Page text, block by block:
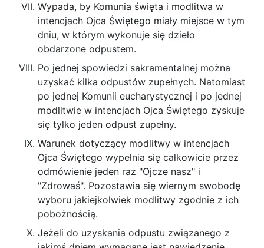
Wypada, by Komunia święta i modlitwa w
intencjach Ojca Świętego miały miejsce w tym
dniu, w którym wykonuje się dzieło
obdarzone od­pustem.
Po jednej spowiedzi sakramentalnej można
uzyskać kilka odpustów zupełnych. Nato­miast
po jednej Komunii eucharystycznej i po jed­nej
modlitwie w intencjach Ojca Świętego zyskuje
się tylko jeden odpust zupełny.
Warunek dotyczący modlitwy w intencjach
Ojca Świętego wypełnia się całkowicie przez
od­mówienie jeden raz "Ojcze nasz" i
"Zdrowaś". Po­zostawia się wiernym swobodę
wyboru jakiejkol­wiek modlitwy zgodnie z ich
pobożnością.
Jeżeli do uzyskania odpustu związanego z